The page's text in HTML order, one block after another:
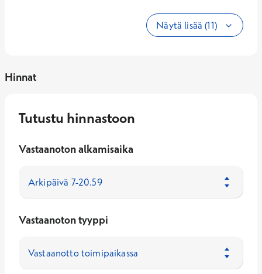
Näytä lisää (11)
Hinnat
Tutustu hinnastoon
Vastaanoton alkamisaika
Vastaanoton tyyppi